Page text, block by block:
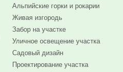
Альпийские горки и рокарии
Живая изгородь
Забор на участке
Уличное освещение участка
Садовый дизайн
Проектирование участка